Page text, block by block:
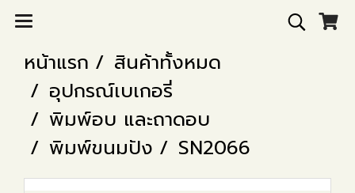
หน้าแรก
สินค้าทั้งหมด
อุปกรณ์เบเกอรี่
พิมพ์อบ และถาดอบ
พิมพ์ขนมปัง
SN2066